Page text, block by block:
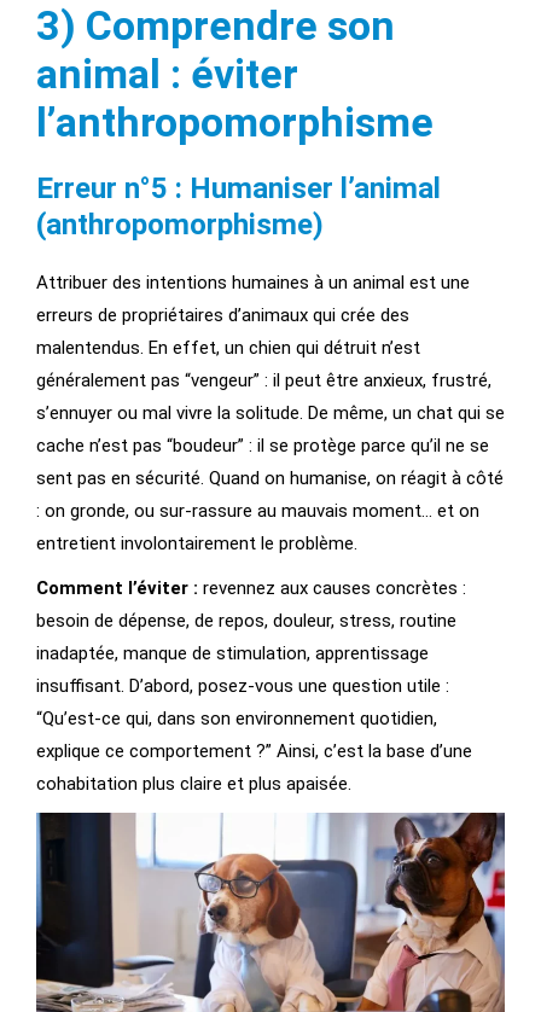
3) Comprendre son
animal : éviter
l’anthropomorphisme
Erreur n°5 : Humaniser l’animal
(anthropomorphisme)
Attribuer des intentions humaines à un animal est une
erreurs de propriétaires d’animaux qui crée des
malentendus. En effet, un chien qui détruit n’est
généralement pas “vengeur” : il peut être anxieux, frustré,
s’ennuyer ou mal vivre la solitude. De même, un chat qui se
cache n’est pas “boudeur” : il se protège parce qu’il ne se
sent pas en sécurité. Quand on humanise, on réagit à côté
: on gronde, ou sur-rassure au mauvais moment… et on
entretient involontairement le problème.
Comment l’éviter : revennez aux causes concrètes :
besoin de dépense, de repos, douleur, stress, routine
inadaptée, manque de stimulation, apprentissage
insuffisant. D’abord, posez-vous une question utile :
“Qu’est-ce qui, dans son environnement quotidien,
explique ce comportement ?” Ainsi, c’est la base d’une
cohabitation plus claire et plus apaisée.